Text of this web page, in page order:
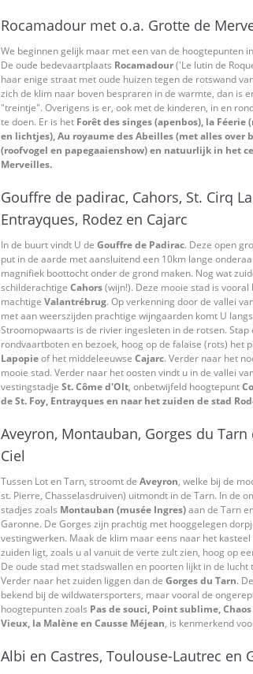
Rocamadour met o.a. Grotte de
We beginnen gelijk maar met een van de hoogtepunten
De oude bedevaartplaats Rocamadour('Le lutin de
haar enige straat met oude huizen tegen de rotswand
zich de klim naar boven bespraren in de warmte, dan is
"treintje". Overigens is er, ook met de kinderen, in en
te doen. Er is het Forêt des singes (apenbos), la
en lichtjes), Au royaume des Abeilles (met alles over
(roofvogel en papegaaienshow) en natuurlijk in het
Merveilles.
Gouffre de padirac, Cahors, St. Cirq
Entrayques, Rodez en Cajarc
In de buurt vindt U de Gouffre de Padirac. Deze open
put in de aarde met aansluitend een 10km lange
magnifiek boottocht onder de grond maken. Nog wat
schilderachtige Cahors(wijn!). Deze mooie stad is
machtige Valantrébrug. Op verkenning door de vallei
met aan weerszijden prachtige wijngaarden komt U
Stroomopwaarts is de rivier ingesleten in de rotsen. Stap
rondvaartboten en bezoek, hoog op de falaise (rots) het
Lapopieof het middeleeuwse Cajarc. Verder naar het
mooie stad. Verder naar het oosten vindt u in de vallei
vestingstadje St. Côme d'Olt, onbetwijfeld hoogtepunt
de St. Foy, Entrayques en naar het zuiden de stad
Aveyron, Montauban, Gorges du Tarn
Ciel
Tussen Lot en Tarn, stroomt de Aveyron, welke bij de
st. Pierre, Chasselasdruiven) uitmondt in de Tarn. In de
stadjes zoals Montauban (musée Ingres)aan de Tarn
Garonne. De Gorges zijn prachtig met hooggelegen
vestingwerken. Maak de klim maar eens naar het
zuiden ligt, zoals u al vanuit de verte zult zien, hoog op
De oude stad met stadswallen en poorten lijkt in de lucht
Verder naar het zuiden liggen dan de Gorges du Tarn.
bekend bij de wildwatersporters, maar vooral de
hoogtepunten zoals Pas de souci, Point sublime,
Vieux, la Malène en Causse Méjean, is kenmerkend
Albi en Castres, Toulouse-Lautrec en